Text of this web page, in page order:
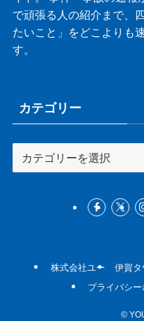
で頑張る人の紹介まで、
たいこと」をどこよりも
す。
カテゴリー
テ
株式会社ユー 伊賀タ
プライバシ
©